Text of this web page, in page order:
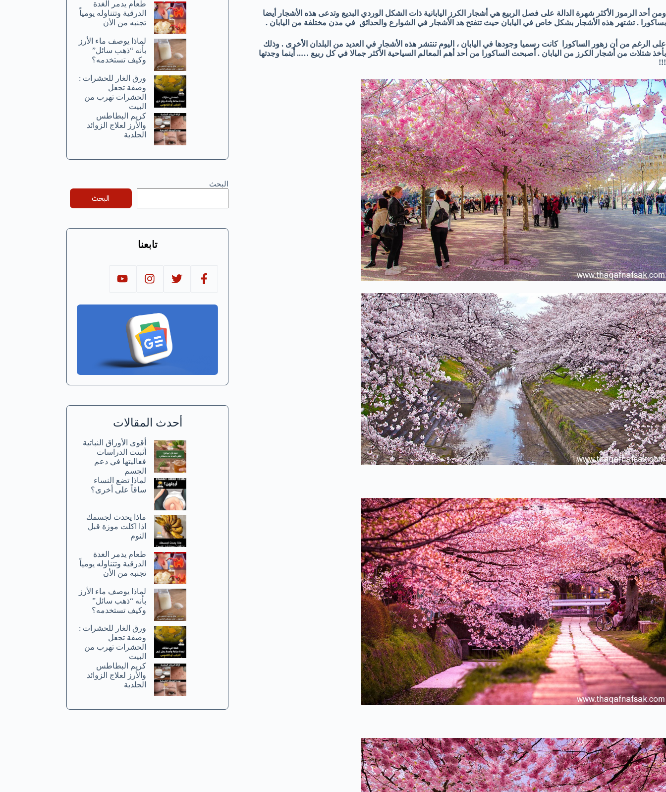
ومن أحد الرموز الأكثر شهرة الدالة على فصل الربيع هي أشجار الكرز اليابانية ذات الشكل الوردي البديع وتدعى هذه الأشجار أيضا
بساكورا . تشتهر هذه الأشجار بشكل خاص في اليابان حيث تتفتح هد الأشجار في الشوارع والحدائق في مدن مختلفة من اليابان .
على الرغم من أن زهور الساكورا كانت رسميا وجودها في اليابان ، اليوم تنتشر هذه الأشجار في العديد من البلدان الأخرى . وذلك
بأخذ شتلات من أشجار الكرز من اليابان . أصبحت الساكورا من أحد أهم المعالم السياحية الأكثر جمالا في كل ربيع ….. أينما وجدتها
!!!
طعام يدمر الغدة
الدرقية وتتناوله يومياً
تجنبه من الأن
لماذا يوصف ماء الأرز
بأنه “ذهب سائل”
وكيف تستخدمه؟
ورق الغار للحشرات :
وصفة تجعل
الحشرات تهرب من
البيت
كريم البطاطس
والأرز لعلاج الزوائد
الجلدية
البحث
البحث
تابعنا
أحدث المقالات
أقوى الأوراق النباتية
أثبتت الدراسات
فعاليتها في دعم
الجسم
لماذا تضع النساء
ساقاً على أخرى؟
ماذا يحدث لجسمك
اذا اكلت موزة قبل
النوم
طعام يدمر الغدة
الدرقية وتتناوله يومياً
تجنبه من الأن
لماذا يوصف ماء الأرز
بأنه “ذهب سائل”
وكيف تستخدمه؟
ورق الغار للحشرات :
وصفة تجعل
الحشرات تهرب من
البيت
كريم البطاطس
والأرز لعلاج الزوائد
الجلدية